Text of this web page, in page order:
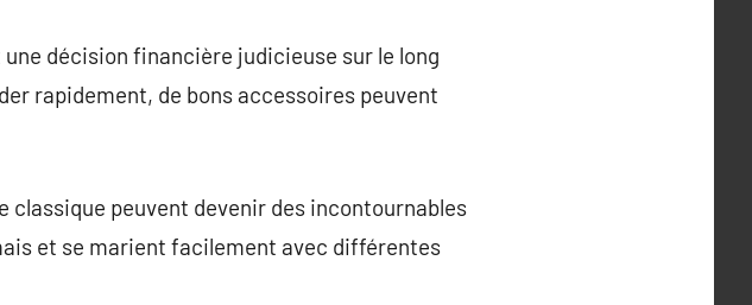
décision financière judicieuse sur le long
rapidement, de bons accessoires peuvent
classique peuvent devenir des incontournables
et se marient facilement avec différentes